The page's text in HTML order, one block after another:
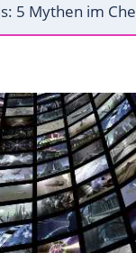
5 Mythen im